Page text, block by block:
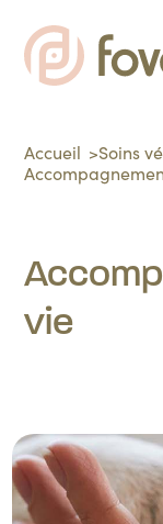
Accueil
Soins
vie